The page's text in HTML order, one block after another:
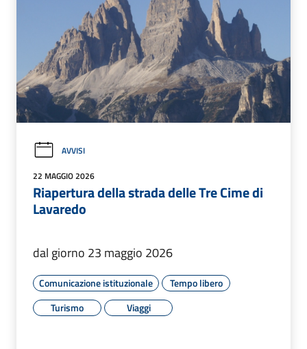
AVVISI
22 MAGGIO 2026
Riapertura della strada delle Tre Cime di
Lavaredo
dal giorno 23 maggio 2026
Comunicazione istituzionale
Tempo libero
Turismo
Viaggi